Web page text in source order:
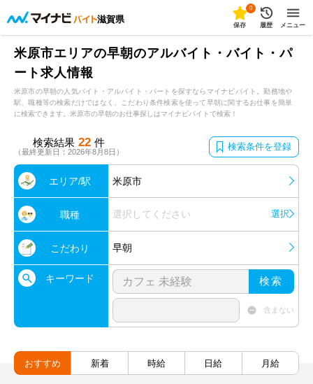
滋賀県
0
保存 履歴 メニュー
米原市エリアの早朝のアルバイト・バイト・パ
ート求人情報
米原市の早朝の人気バイト・アルバイト・パートを探すならマイナビバイト。勤務地や
駅、職種等の検索だけではなく、こだわり条件検索を使って早朝に関するお仕事を簡単
に検索できます。米原市の早朝のお仕事探しはマイナビバイトで検索！
検索結果 22 件
（最終更新日：2026年8月8日） 検索条件を登録
エリア/駅 米原市
職種 選択してください 選択
こだわり 早朝
キーワード 検索
含まない
おすすめ 新着 時給 日給 月給